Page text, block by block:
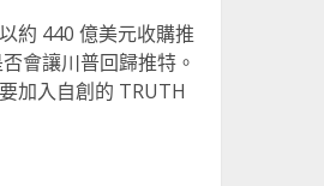
約 440 億美元收購推
會讓川普回歸推特。
加入自創的 TRUTH